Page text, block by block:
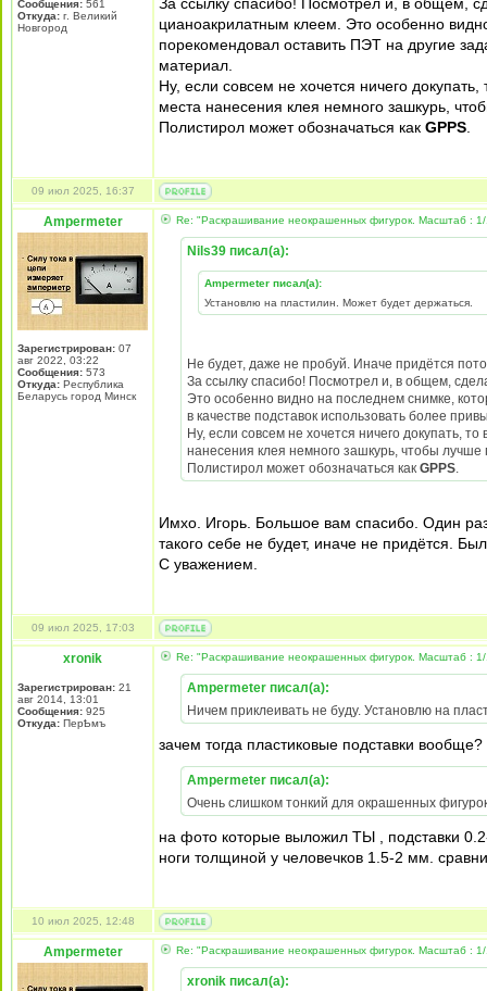
Сообщения: 561
Откуда: г. Великий
Новгород
цианоакрилатным клеем. Это особенно
порекомендовал оставить ПЭТ на другие
материал.
Ну, если совсем не хочется ничего
места нанесения клея немного зашкурь,
Полистирол может обозначаться как GPPS
09 июл 2025, 16:37
Ampermeter
Зарегистрирован: 07
авг 2022, 03:22
Сообщения: 573
Откуда: Республика
Беларусь город Минск
Re: "Раскрашивание неокрашенных фигурок. Масштаб :
Nils39 писал(а):
Ampermeter писал(а):
Установлю на пластилин. Может будет держаться.
Не будет, даже не пробуй. Иначе придётся
За ссылку спасибо! Посмотрел и, в общем,
Это особенно видно на последнем снимке,
в качестве подставок использовать более
Ну, если совсем не хочется ничего докупать,
нанесения клея немного зашкурь, чтобы лучше
Полистирол может обозначаться как GPPS.
Имхо. Игорь. Большое вам спасибо. Один
такого себе не будет, иначе не придётся.
С уважением.
09 июл 2025, 17:03
xronik
Зарегистрирован: 21
авг 2014, 13:01
Сообщения: 925
Откуда: ПерҌмъ
Re: "Раскрашивание неокрашенных фигурок. Масштаб :
Ampermeter писал(а):
Ничем приклеивать не буду. Установлю на
зачем тогда пластиковые подставки вообще?
Ampermeter писал(а):
Очень слишком тонкий для окрашенных
на фото которые выложил ТЫ , подставки
ноги толщиной у человечков 1.5-2 мм.
10 июл 2025, 12:48
Ampermeter Re: "Раскрашивание неокрашенных фигурок. Масштаб :
xronik писал(а):